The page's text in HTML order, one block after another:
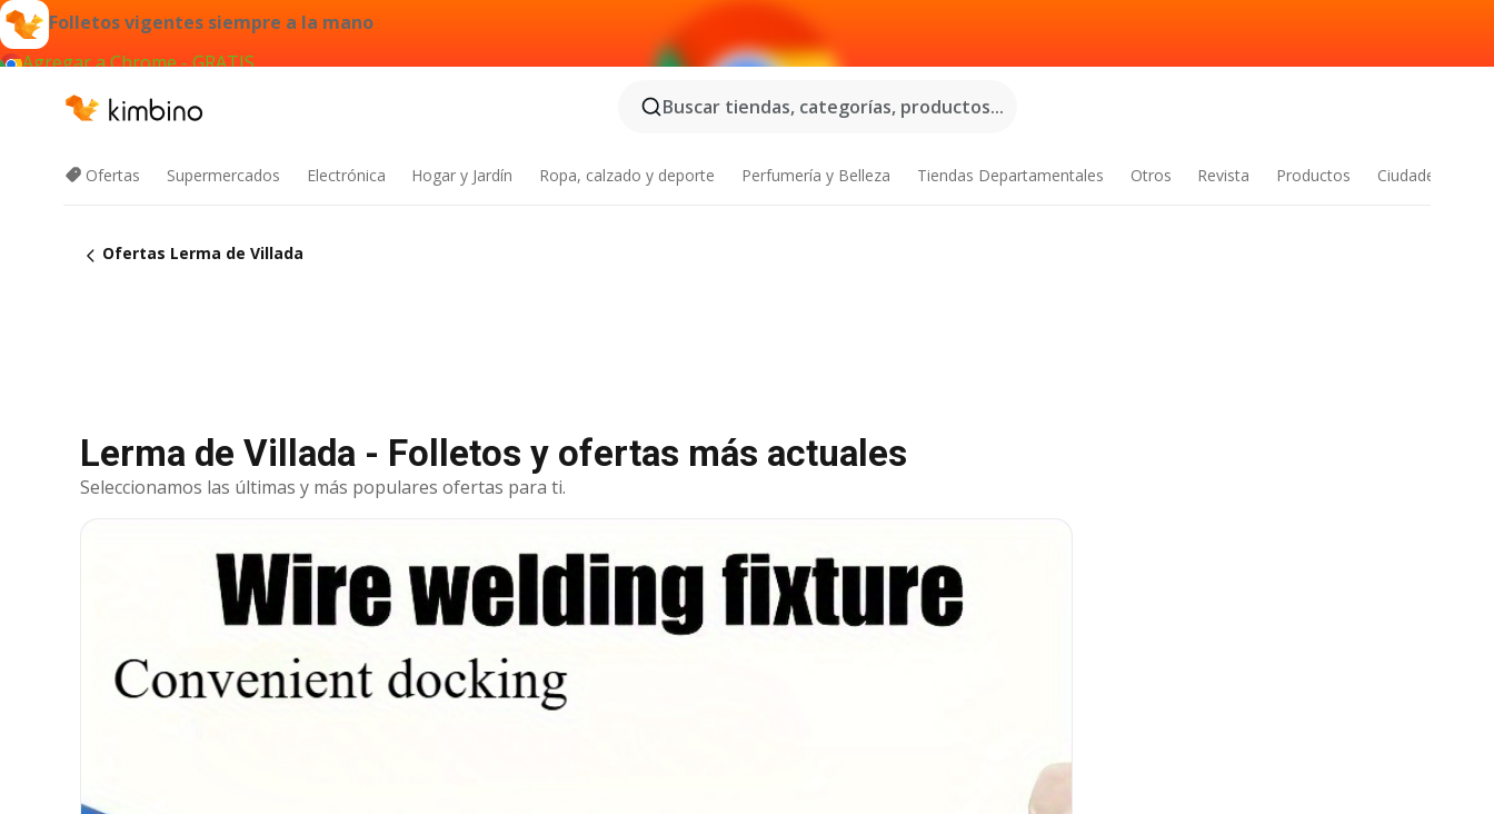
Folletos vigentes siempre a la mano
Agregar a Chrome - GRATIS
Buscar tiendas, categorías, productos...
Ofertas Supermercados Electrónica Hogar y Jardín Ropa, calzado y deporte Perfumería y Belleza Tiendas Departamentales Otros Revista Productos Ciudades
Ofertas Lerma de Villada
Lerma de Villada - Folletos y ofertas más actuales
Seleccionamos las últimas y más populares ofertas para ti.